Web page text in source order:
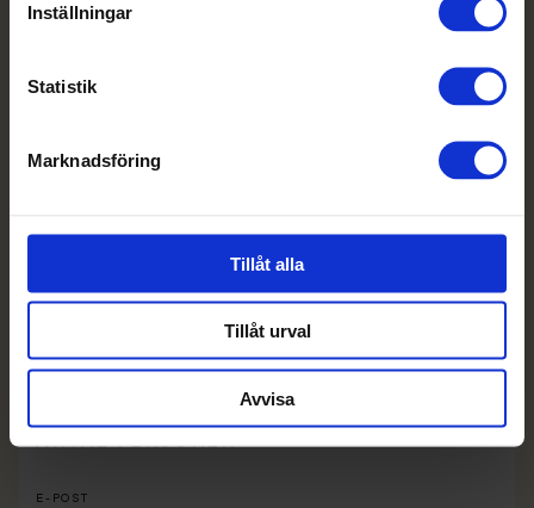
Inställningar
Statistik
Marknadsföring
Tillåt alla
Tillåt urval
Avvisa
E-POST